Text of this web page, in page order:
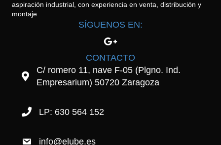
aspiración industrial, con experiencia en venta, distribución y
montaje
SÍGUENOS EN:
CONTACTO
C/ romero 11, nave F-05 (Plgno. Ind.
Empresarium) 50720 Zaragoza
LP: 630 564 152
info@elube.es